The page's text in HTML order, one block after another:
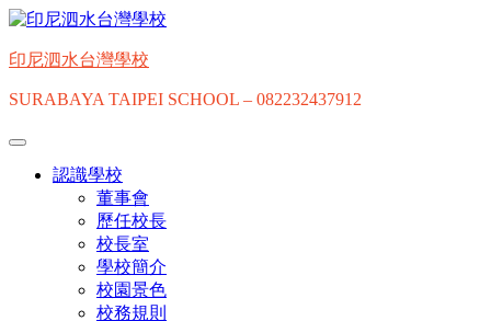
Skip
content
印尼泗水台灣學校
SURABAYA TAIPEI SCHOOL – 082232437912
認識學校
董事會
歷任校長
校長室
學校簡介
校園景色
校務規則